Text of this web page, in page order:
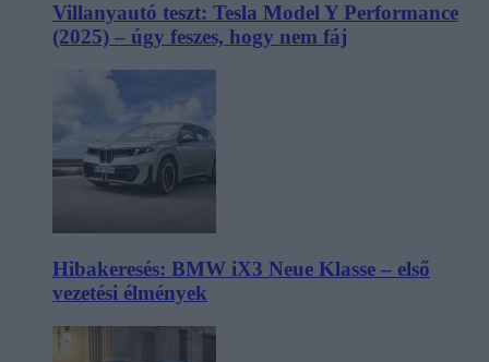
Villanyautó teszt: Tesla Model Y Performance
(2025) – úgy feszes, hogy nem fáj
Hibakeresés: BMW iX3 Neue Klasse – első
vezetési élmények